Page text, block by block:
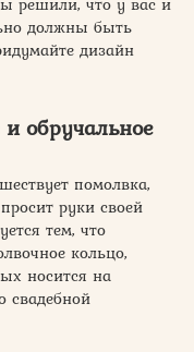
должны быть
дизайн
обручальное
помолвка,
руки своей
тем, что
кольцо,
носится на
свадебной